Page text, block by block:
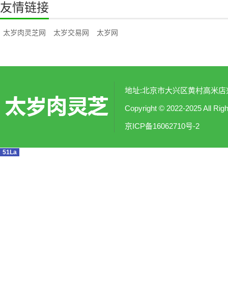
友情链接
太岁肉灵芝网 太岁交易网 太岁网
地址:北京市大兴区黄村高米
Copyright © 2022-2025 All
京ICP备16062710号-2
51La